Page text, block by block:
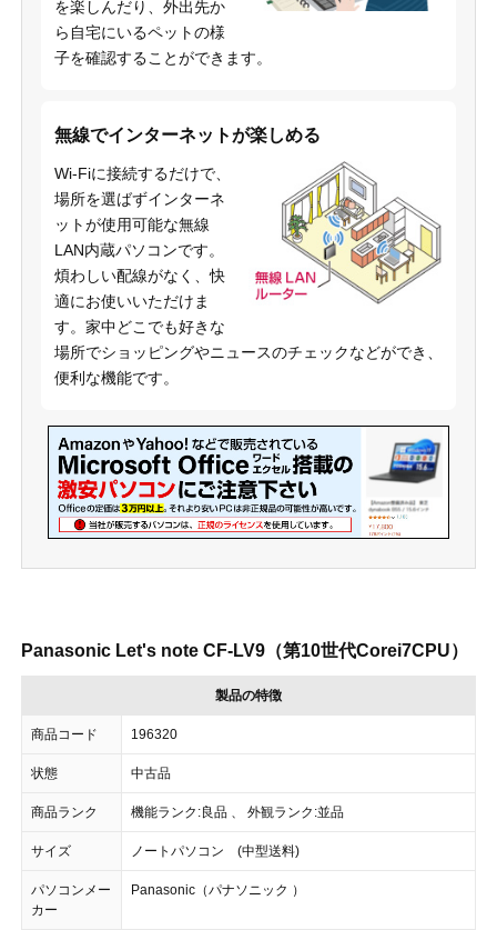
を楽しんだり、外出先か
ら自宅にいるペットの様
子を確認することができます。
無線でインターネットが楽しめる
Wi-Fiに接続するだけで、
場所を選ばずインターネ
ットが使用可能な無線
LAN内蔵パソコンです。
煩わしい配線がなく、快
適にお使いいただけま
す。家中どこでも好きな
場所でショッピングやニュースのチェックなどができ、
便利な機能です。
Panasonic Let's note CF-LV9（第10世代Corei7CPU）
製品の特徴
商品コード 196320
状態 中古品
商品ランク 機能ランク:良品 、 外観ランク:並品
サイズ ノートパソコン (中型送料)
パソコンメー
カー
Panasonic（パナソニック ）